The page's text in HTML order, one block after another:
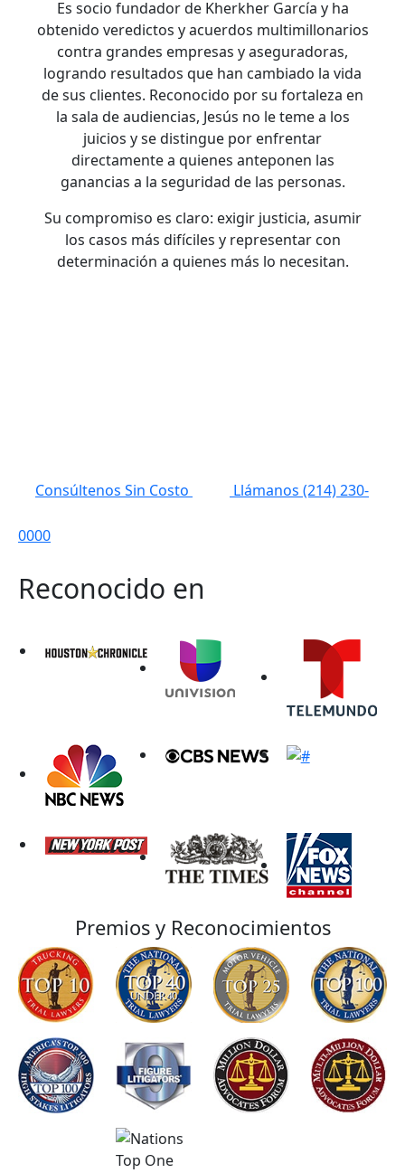
Es socio fundador de Kherkher García y ha
obtenido veredictos y acuerdos multimillonarios
contra grandes empresas y aseguradoras,
logrando resultados que han cambiado la vida
de sus clientes. Reconocido por su fortaleza en
la sala de audiencias, Jesús no le teme a los
juicios y se distingue por enfrentar
directamente a quienes anteponen las
ganancias a la seguridad de las personas.
Su compromiso es claro: exigir justicia, asumir
los casos más difíciles y representar con
determinación a quienes más lo necesitan.
Consúltenos Sin Costo Llámanos (214)230-
0000
Reconocido en
Premios y Reconocimientos